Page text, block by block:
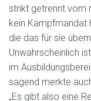
strikt getrennt vom
kein Kampfmandat
die das für sie
Unwahrscheinlich
im
sagend merkte
„Es gibt also eine